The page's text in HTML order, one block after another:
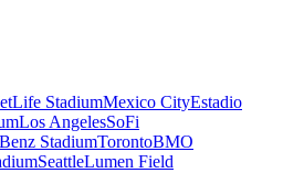
StadiumMexico CityEstadio
Los AngelesSoFi
StadiumTorontoBMO
SeattleLumen Field